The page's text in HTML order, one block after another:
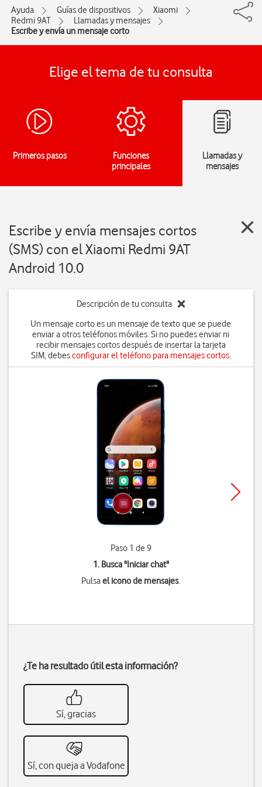
Ayuda Guías de dispositivos
Xiaomi
Redmi 9AT
Llamadas y mensajes
Escribe y envía un mensaje corto
Elige el tema de tu consulta
Primeros pasos
Funciones
principales
Llamadas y
mensajes
Escribe y envía mensajes cortos
(SMS) con el Xiaomi Redmi 9AT
Android 10.0
Descripción de tu consulta
Un mensaje corto es un mensaje de texto que se puede
enviar a otros teléfonos móviles. Si no puedes enviar ni
recibir mensajes cortos después de insertar la tarjeta
SIM, debesconfigurar el teléfono para mensajes cortos.
Paso 1 de 9
1. Busca "Iniciar chat"
Pulsael icono de mensajes.
¿Te ha resultado útil esta información?
Sí, gracias
Sí, con queja a Vodafone